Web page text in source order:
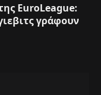
EuroLeague:
γράφουν